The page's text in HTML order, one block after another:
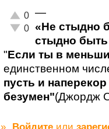
Отлично!
0
Неадекватно!
0
—
«Не стыдно
стыдно быть
"Если ты в
единственном
пусть и
безумен"(Джордж